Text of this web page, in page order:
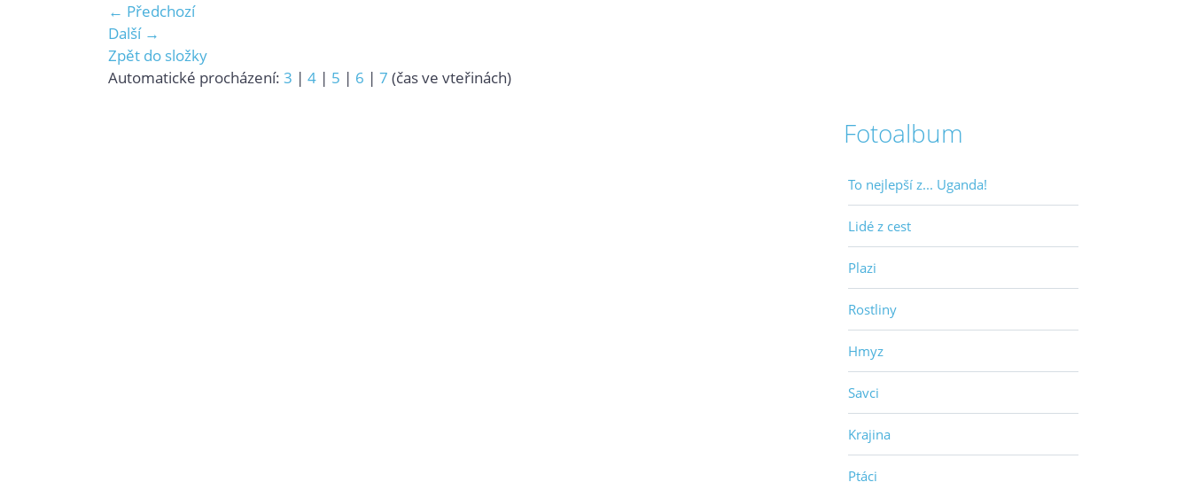
← Předchozí
Další →
Zpět do složky
Automatické procházení: 3 | 4 | 5 | 6 | 7 (čas ve vteřinách)
Fotoalbum
To nejlepší z... Uganda!
Lidé z cest
Plazi
Rostliny
Hmyz
Savci
Krajina
Ptáci